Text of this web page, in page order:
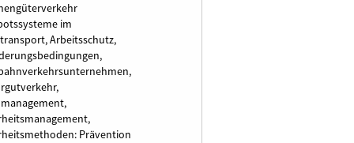
im
Arbeitsschutz,
Prävention